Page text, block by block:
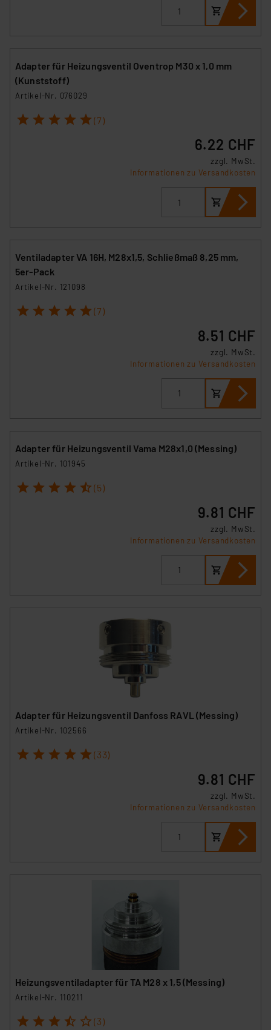
Adapter für Heizungsventil Oventrop M30 x 1,0 mm
(Kunststoff)
Artikel-Nr. 076029
1 2 3 4 5 (7)
6.22 CHF
zzgl. MwSt.
Informationen zu Versandkosten
Ventiladapter VA 16H, M28x1,5, Schließmaß 8,25 mm,
5er-Pack
Artikel-Nr. 121098
1 2 3 4 5 (7)
8.51 CHF
zzgl. MwSt.
Informationen zu Versandkosten
Adapter für Heizungsventil Vama M28x1,0 (Messing)
Artikel-Nr. 101945
1 2 3 4 5 (5)
9.81 CHF
zzgl. MwSt.
Informationen zu Versandkosten
Adapter für Heizungsventil Danfoss RAVL (Messing)
Artikel-Nr. 102566
1 2 3 4 5 (33)
9.81 CHF
zzgl. MwSt.
Informationen zu Versandkosten
Heizungsventiladapter für TA M28 x 1,5 (Messing)
Artikel-Nr. 110211
1 2 3 4 5 (3)